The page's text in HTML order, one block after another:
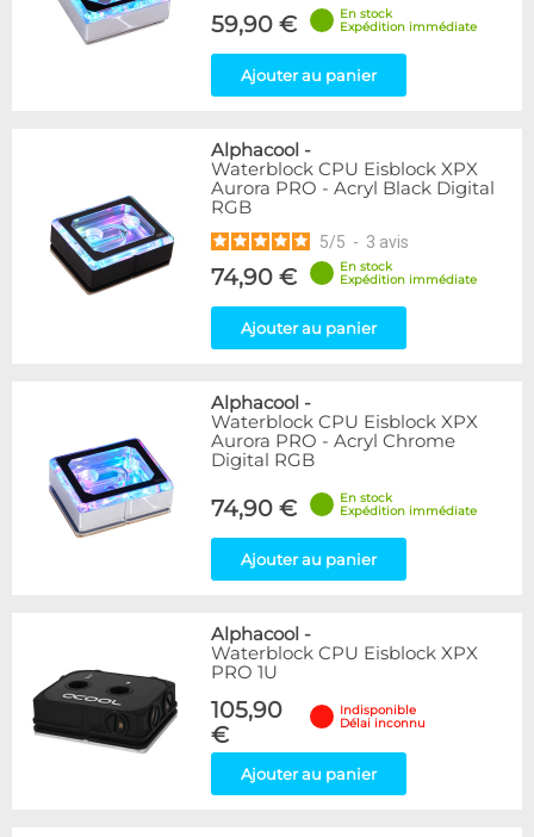
59,90 €
En stock
Expédition immédiate
Ajouter au panier
Alphacool -
Waterblock CPU Eisblock XPX
Aurora PRO - Acryl Black Digital
RGB
5/5 - 3 avis
74,90 €
En stock
Expédition immédiate
Ajouter au panier
Alphacool -
Waterblock CPU Eisblock XPX
Aurora PRO - Acryl Chrome
Digital RGB
74,90 €
En stock
Expédition immédiate
Ajouter au panier
Alphacool -
Waterblock CPU Eisblock XPX
PRO 1U
105,90
€
Indisponible
Délai inconnu
Ajouter au panier